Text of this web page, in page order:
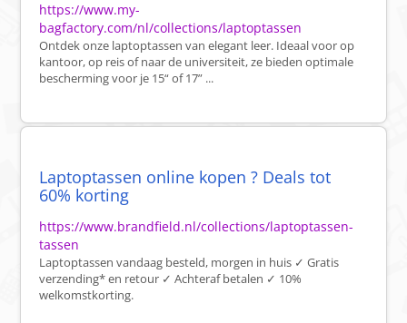
https://www.my-
bagfactory.com/nl/collections/laptoptassen
Ontdek onze laptoptassen van elegant leer. Ideaal voor op
kantoor, op reis of naar de universiteit, ze bieden optimale
bescherming voor je 15“ of 17” ...
Laptoptassen online kopen ? Deals tot
60% korting
https://www.brandfield.nl/collections/laptoptassen-
tassen
Laptoptassen vandaag besteld, morgen in huis ✓ Gratis
verzending* en retour ✓ Achteraf betalen ✓ 10%
welkomstkorting.